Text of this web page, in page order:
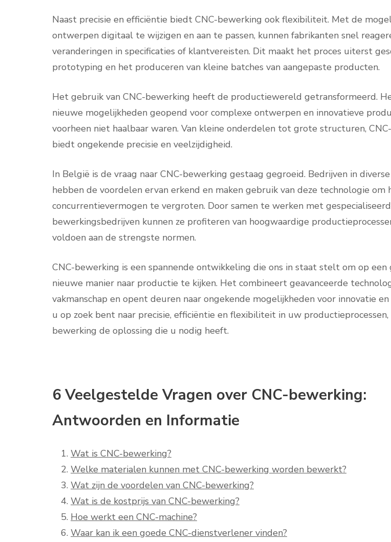
Naast precisie en efficiëntie biedt CNC-bewerking ook flexibiliteit. Met de
ontwerpen digitaal te wijzigen en aan te passen, kunnen fabrikanten snel
veranderingen in specificaties of klantvereisten. Dit maakt het proces uiterst
prototyping en het produceren van kleine batches van aangepaste producten.
Het gebruik van CNC-bewerking heeft de productiewereld getransformeerd.
nieuwe mogelijkheden geopend voor complexe ontwerpen en innovatieve
voorheen niet haalbaar waren. Van kleine onderdelen tot grote structuren,
biedt ongekende precisie en veelzijdigheid.
In België is de vraag naar CNC-bewerking gestaag gegroeid. Bedrijven in
hebben de voordelen ervan erkend en maken gebruik van deze technologie om
concurrentievermogen te vergroten. Door samen te werken met
bewerkingsbedrijven kunnen ze profiteren van hoogwaardige
voldoen aan de strengste normen.
CNC-bewerking is een spannende ontwikkeling die ons in staat stelt om op een
nieuwe manier naar productie te kijken. Het combineert geavanceerde
vakmanschap en opent deuren naar ongekende mogelijkheden voor innovatie
u op zoek bent naar precisie, efficiëntie en flexibiliteit in uw productieprocessen,
bewerking de oplossing die u nodig heeft.
6 Veelgestelde Vragen over CNC-bewerking:
Antwoorden en Informatie
Wat is CNC-bewerking?
Welke materialen kunnen met CNC-bewerking worden bewerkt?
Wat zijn de voordelen van CNC-bewerking?
Wat is de kostprijs van CNC-bewerking?
Hoe werkt een CNC-machine?
Waar kan ik een goede CNC-dienstverlener vinden?